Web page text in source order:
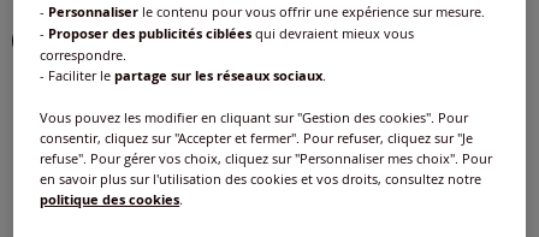
Veuillez sélectionner une taille
40 -En stock
Guide des tailles
- Personnaliser le contenu pour vous offrir une expérience sur mesure.
- Proposer des publicités ciblées qui devraient mieux vous
correspondre.
- Faciliter lepartage sur les réseaux sociaux.
Vous pouvez les modifier en cliquant sur "Gestion des cookies". Pour
consentir, cliquez sur "Accepter et fermer". Pour refuser, cliquez sur "Je
refuse". Pour gérer vos choix, cliquez sur "Personnaliser mes choix". Pour
en savoir plus sur l'utilisation des cookies et vos droits, consultez notre
politique des cookies.